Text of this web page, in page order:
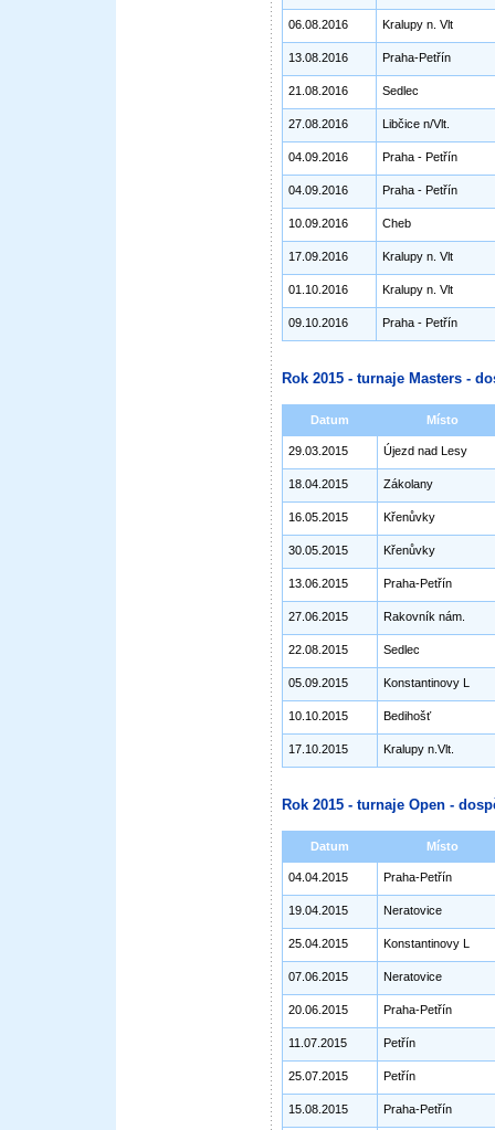
06.08.2016 Kralupy n. Vlt
13.08.2016 Praha-Petřín
21.08.2016 Sedlec
27.08.2016 Libčice n/Vlt.
04.09.2016 Praha - Petřín
04.09.2016 Praha - Petřín
10.09.2016 Cheb
17.09.2016 Kralupy n. Vlt
01.10.2016 Kralupy n. Vlt
09.10.2016 Praha - Petřín
Rok 2015 - turnaje Masters -
Datum Místo
29.03.2015 Újezd nad Lesy
18.04.2015 Zákolany
16.05.2015 Křenůvky
30.05.2015 Křenůvky
13.06.2015 Praha-Petřín
27.06.2015 Rakovník nám.
22.08.2015 Sedlec
05.09.2015 Konstantinovy L
10.10.2015 Bedihošť
17.10.2015 Kralupy n.Vlt.
Rok 2015 - turnaje Open -
Datum Místo
04.04.2015 Praha-Petřín
19.04.2015 Neratovice
25.04.2015 Konstantinovy L
07.06.2015 Neratovice
20.06.2015 Praha-Petřín
11.07.2015 Petřín
25.07.2015 Petřín
15.08.2015 Praha-Petřín